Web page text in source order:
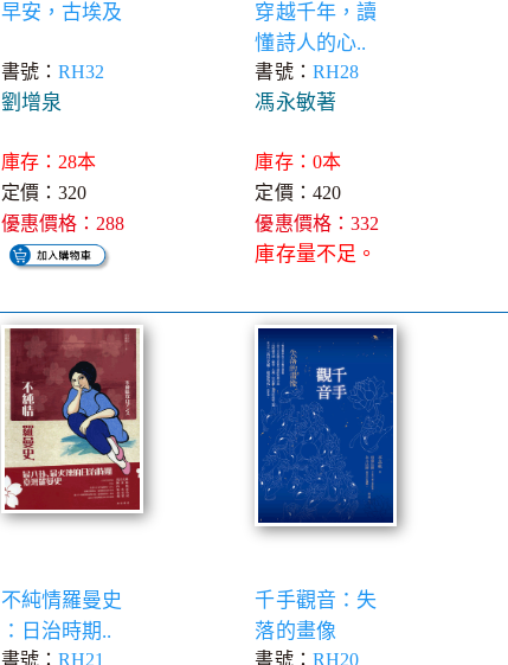
早安，古埃及
書號： RH32
劉增泉
庫存：28本
定價：320
優惠價格：288
穿越千年，讀
懂詩人的心..
書號： RH28
馮永敏著
庫存：0本
定價：420
優惠價格：332
庫存量不足。
不純情羅曼史
：日治時期..
書號： RH21
千手觀音：失
落的畫像
書號： RH20